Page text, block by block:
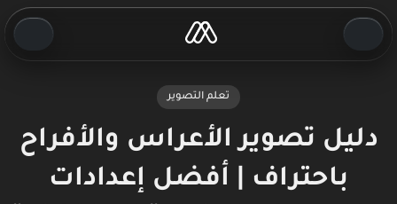
تعلم التصوير
دليل تصوير الأعراس والأفراح
باحتراف | أفضل إعدادات